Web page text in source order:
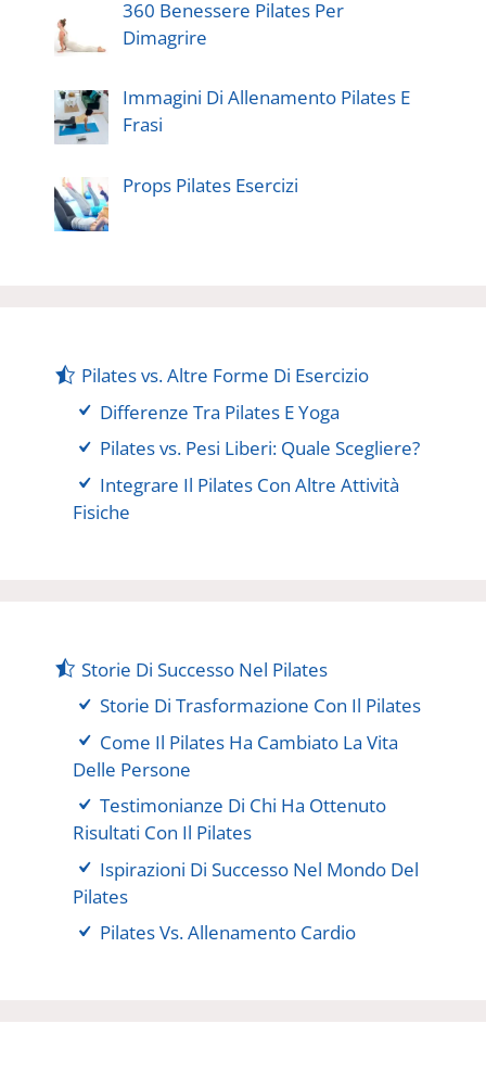
360 Benessere Pilates Per
Dimagrire
Immagini Di Allenamento Pilates E
Frasi
Props Pilates Esercizi
Pilates vs. Altre Forme Di Esercizio
Differenze Tra Pilates E Yoga
Pilates vs. Pesi Liberi: Quale Scegliere?
Integrare Il Pilates Con Altre Attività
Fisiche
Storie Di Successo Nel Pilates
Storie Di Trasformazione Con Il Pilates
Come Il Pilates Ha Cambiato La Vita
Delle Persone
Testimonianze Di Chi Ha Ottenuto
Risultati Con Il Pilates
Ispirazioni Di Successo Nel Mondo Del
Pilates
Pilates Vs. Allenamento Cardio